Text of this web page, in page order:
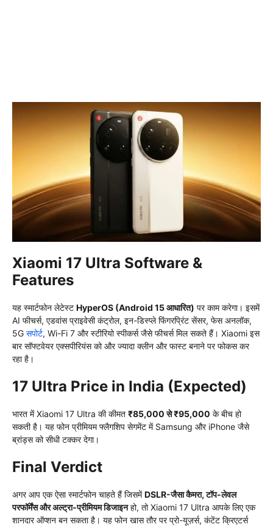
Xiaomi 17 Ultra Software &
Features
यह स्मार्टफोन लेटेस्ट HyperOS (Android 15 आधारित) पर काम करेगा। इसमें
AI फीचर्स, एडवांस प्राइवेसी कंट्रोल, इन-डिस्प्ले फिंगरप्रिंट सेंसर, फेस अनलॉक,
5G सपोर्ट, Wi-Fi 7 और स्टीरियो स्पीकर्स जैसे फीचर्स मिल सकते हैं। Xiaomi इस
बार सॉफ्टवेयर एक्सपीरियंस को और ज्यादा क्लीन और फास्ट बनाने पर फोकस कर
रहा है।
17 Ultra Price in India (Expected)
भारत में Xiaomi 17 Ultra की कीमत ₹85,000 से ₹95,000 के बीच हो
सकती है। यह फोन प्रीमियम फ्लैगशिप सेगमेंट में Samsung और iPhone जैसे
ब्रांड्स को सीधी टक्कर देगा।
Final Verdict
अगर आप एक ऐसा स्मार्टफोन चाहते हैं जिसमें DSLR-जैसा कैमरा, टॉप-लेवल
परफॉर्मेंस और अल्ट्रा-प्रीमियम डिजाइनहो, तो Xiaomi 17 Ultra आपके लिए एक
शानदार ऑप्शन बन सकता है। यह फोन खास तौर पर प्रो-यूज़र्स, कंटेंट क्रिएटर्स